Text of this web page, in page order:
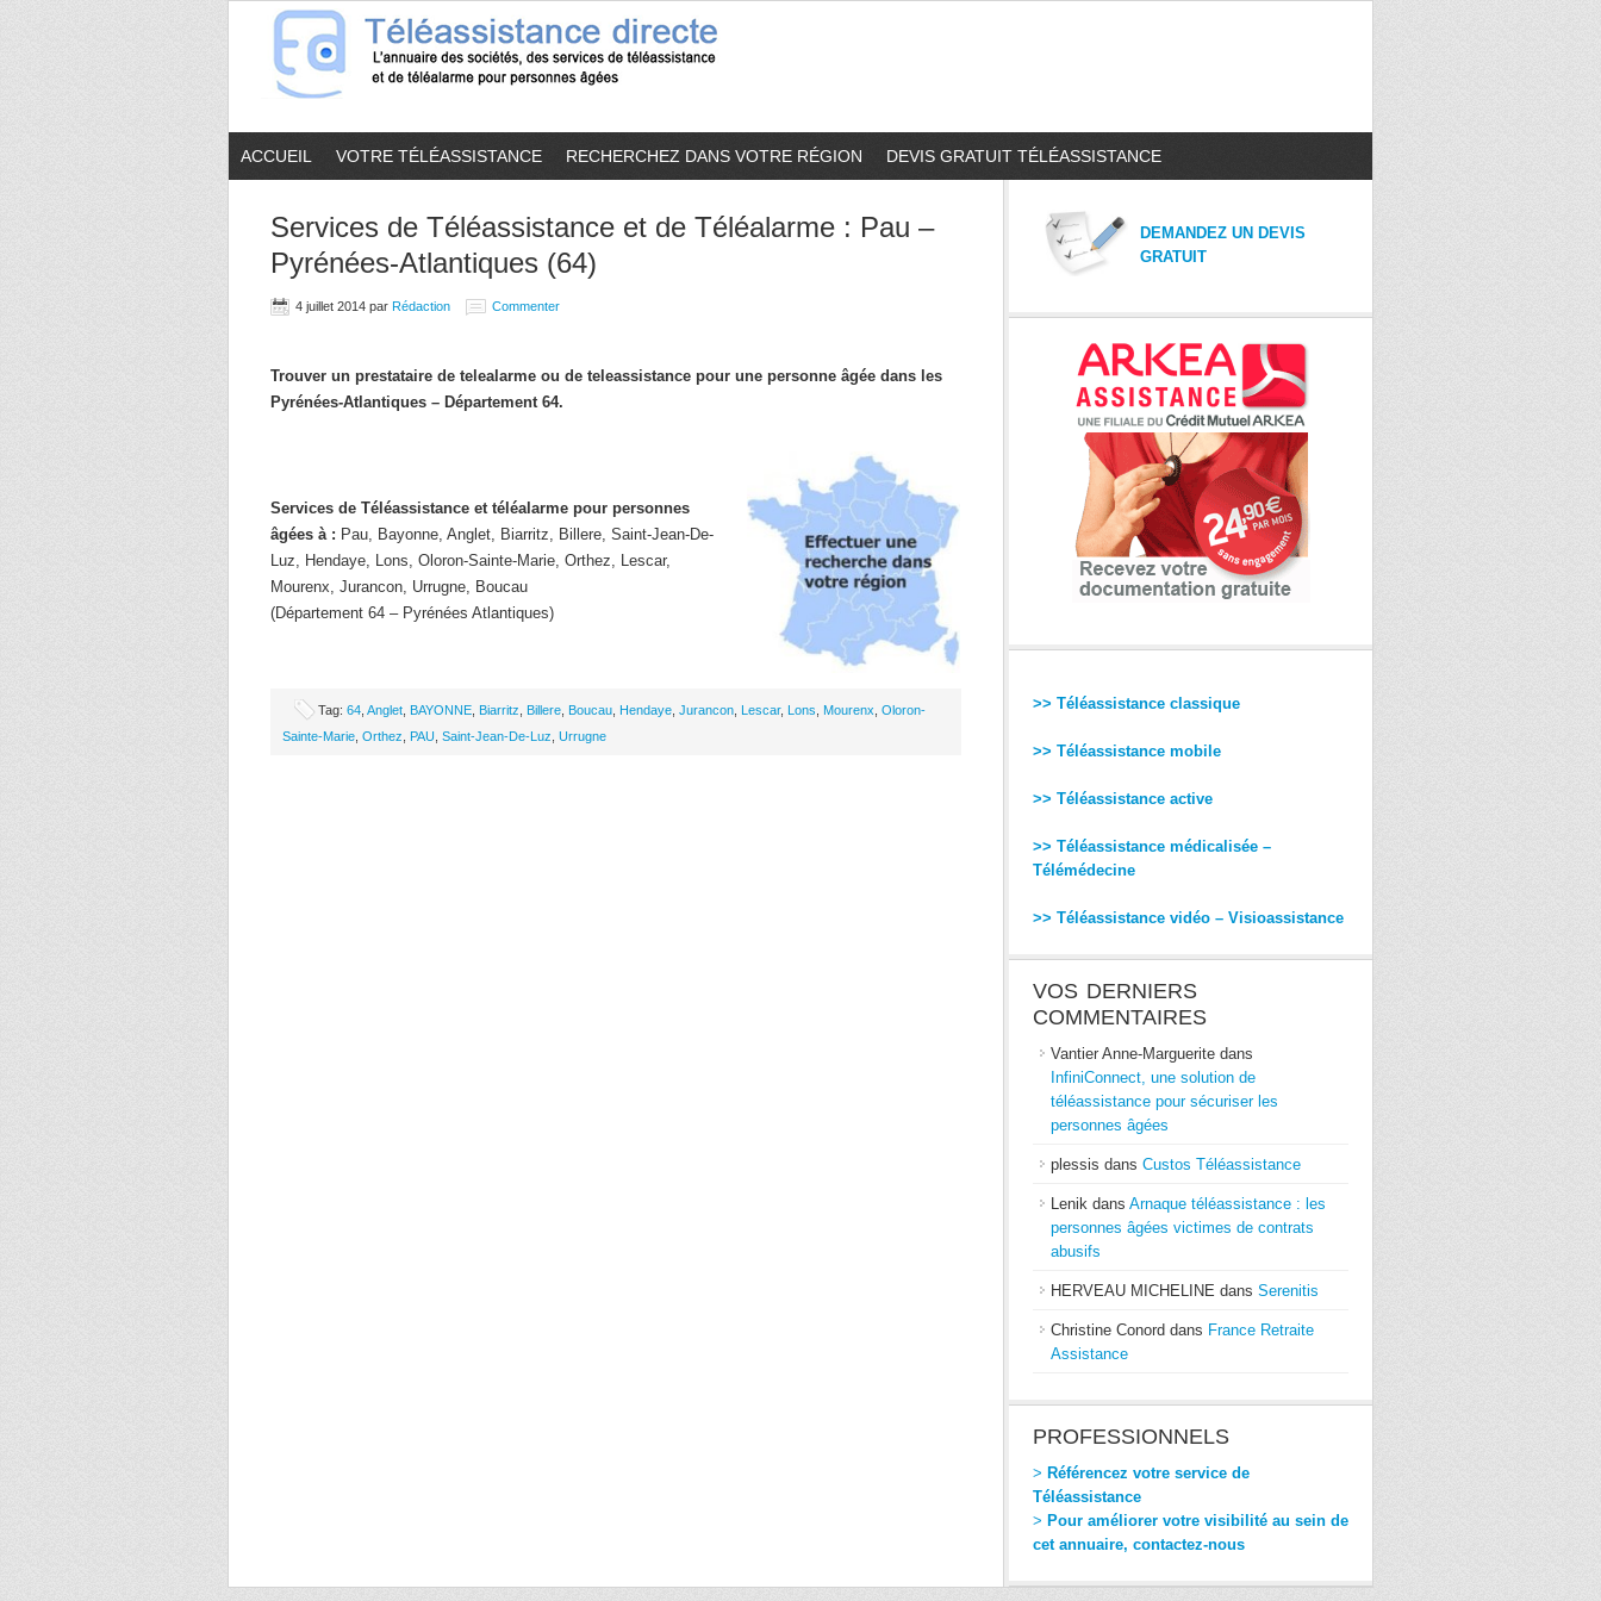
ACCUEIL VOTRE TÉLÉASSISTANCE RECHERCHEZ DANS VOTRE RÉGION DEVIS GRATUIT TÉLÉASSISTANCE
Services de Téléassistance et de Téléalarme : Pau –
Pyrénées-Atlantiques (64)
4 juillet 2014 par Rédaction Commenter
Trouver un prestataire de telealarme ou de teleassistance pour une personne âgée dans les
Pyrénées-Atlantiques – Département 64.
Services de Téléassistance et téléalarme pour personnes
âgées à : Pau, Bayonne, Anglet, Biarritz, Billere, Saint-Jean-De-
Luz, Hendaye, Lons, Oloron-Sainte-Marie, Orthez, Lescar,
Mourenx, Jurancon, Urrugne, Boucau
(Département 64 – Pyrénées Atlantiques)
Tag: 64 Anglet BAYONNE Biarritz Billere Boucau Hendaye Jurancon Lescar, Lons Mourenx Oloron-
Sainte-Marie Orthez PAU Saint-Jean-De-Luz Urrugne
DEMANDEZ UN DEVIS
GRATUIT
>> Téléassistance classique
>> Téléassistance mobile
>> Téléassistance active
>> Téléassistance médicalisée –
Télémédecine
>> Téléassistance vidéo – Visioassistance
VOS DERNIERS
COMMENTAIRES
Vantier Anne-Marguerite dans
InfiniConnect, une solution de
téléassistance pour sécuriser les
personnes âgées
plessis dans Custos Téléassistance
Lenik dans Arnaque téléassistance : les
personnes âgées victimes de contrats
abusifs
HERVEAU MICHELINE dans Serenitis
Christine Conord dans France Retraite
Assistance
PROFESSIONNELS
> Référencez votre service de
Téléassistance
> Pour améliorer votre visibilité au sein de
cet annuaire, contactez-nous